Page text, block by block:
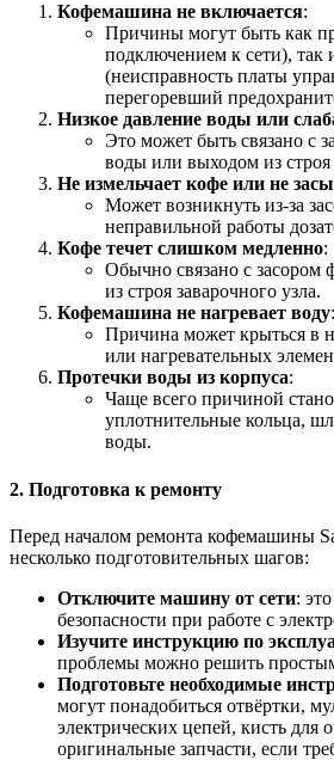
Кофемашина не включается:
Причины могут быть как
подключением к сети), так
(неисправность платы
перегоревший
Низкое давление воды или
Это может быть связано с
воды или выходом из
Не измельчает кофе или не
Может возникнуть из-за
неправильной работы
Кофе течет слишком медленно:
Обычно связано с засором
из строя заварочного узла.
Кофемашина не нагревает воду:
Причина может крыться в
или нагревательных
Протечки воды из корпуса:
Чаще всего причиной
уплотнительные кольца,
воды.
2. Подготовка к ремонту
Перед началом ремонта кофемашины
несколько подготовительных шагов:
Отключите машину от сети:
безопасности при работе с
Изучите инструкцию по
проблемы можно решить
Подготовьте необходимые
могут понадобиться отвёртки,
электрических цепей, кисть для
оригинальные запчасти, если